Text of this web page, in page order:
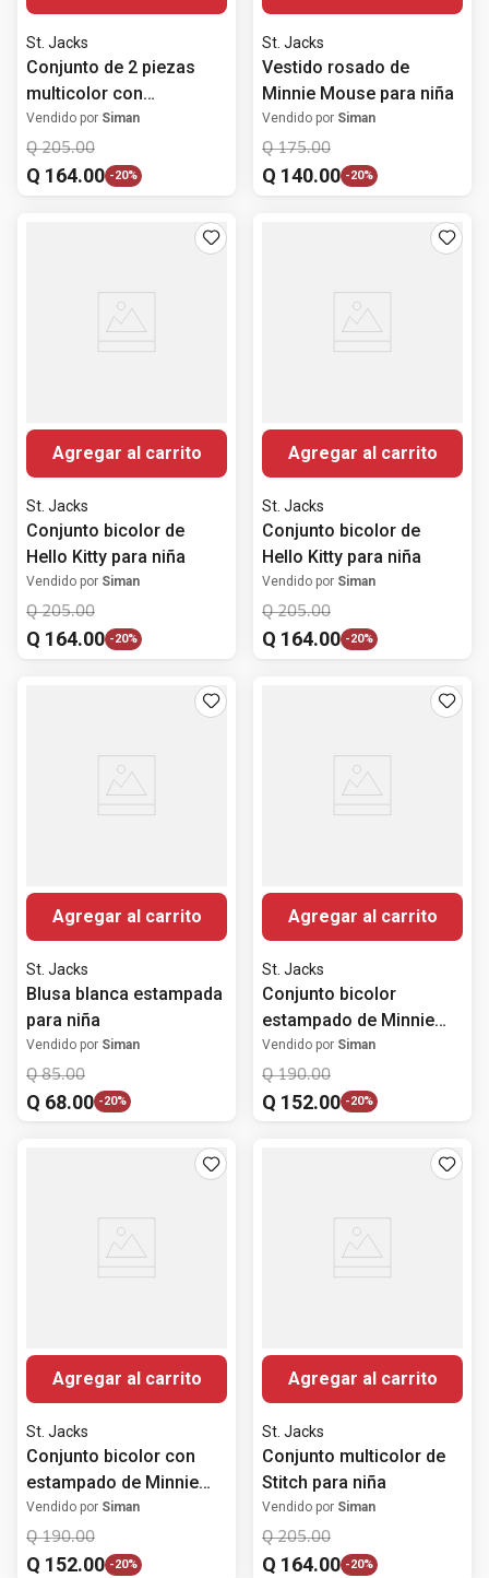
St. Jacks
Conjunto de 2 piezas
multicolor con
estampado de Bob
Esponja para niño
Vendido por Siman
Q 205.00
Q 164.00 -20%
St. Jacks
Vestido rosado de
Minnie Mouse para niña
Vendido por Siman
Q 175.00
Q 140.00 -20%
Agregar al carrito
St. Jacks
Conjunto bicolor de
Hello Kitty para niña
Vendido por Siman
Q 205.00
Q 164.00 -20%
Agregar al carrito
St. Jacks
Conjunto bicolor de
Hello Kitty para niña
Vendido por Siman
Q 205.00
Q 164.00 -20%
Agregar al carrito
St. Jacks
Blusa blanca estampada
para niña
Vendido por Siman
Q 85.00
Q 68.00 -20%
Agregar al carrito
St. Jacks
Conjunto bicolor
estampado de Minnie
Mouse para niña
Vendido por Siman
Q 190.00
Q 152.00 -20%
Agregar al carrito
St. Jacks
Conjunto bicolor con
estampado de Minnie
Mouse para niña
Vendido por Siman
Q 190.00
Q 152.00 -20%
Agregar al carrito
St. Jacks
Conjunto multicolor de
Stitch para niña
Vendido por Siman
Q 205.00
Q 164.00 -20%